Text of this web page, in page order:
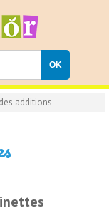
additions